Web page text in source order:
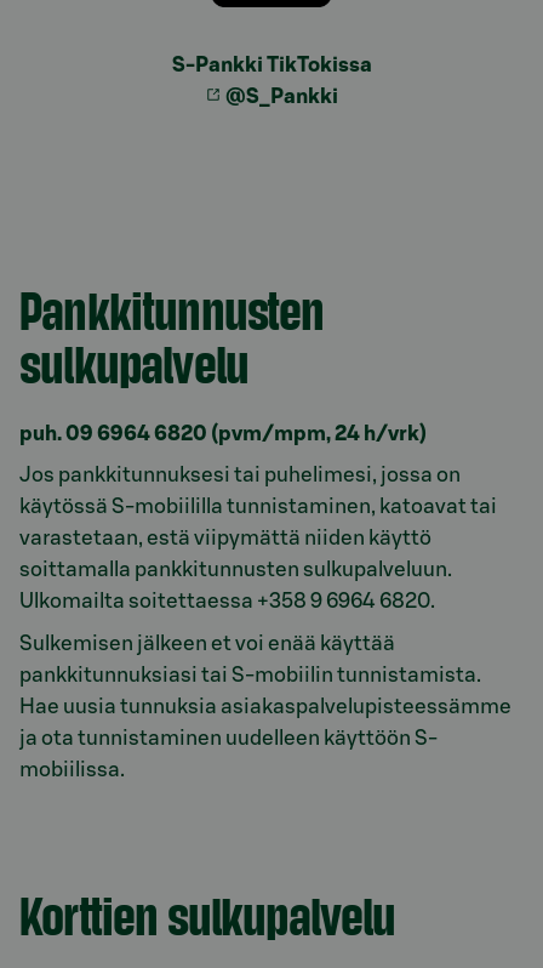
S-Pankki TikTokissa
@S_Pankki
Pankkitunnusten
sulkupalvelu
puh. 09 6964 6820 (pvm/mpm, 24 h/vrk)
Jos pankkitunnuksesi tai puhelimesi, jossa on
käytössä S-mobiililla tunnistaminen, katoavat tai
varastetaan, estä viipymättä niiden käyttö
soittamalla pankkitunnusten sulkupalveluun.
Ulkomailta soitettaessa +358 9 6964 6820.
Sulkemisen jälkeen et voi enää käyttää
pankkitunnuksiasi tai S-mobiilin tunnistamista.
Hae uusia tunnuksia asiakaspalvelupisteessämme
ja ota tunnistaminen uudelleen käyttöön S-
mobiilissa.
Korttien sulkupalvelu